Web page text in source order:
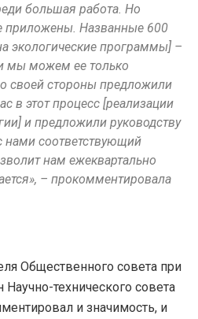
большая работа. Но
приложены. Названные 600
экологические программы] –
мы можем ее только
своей стороны предложили
в этот процесс [реализации
и предложили руководству
нами соответствующий
нам ежеквартально
– прокомментировала
Общественного совета при
технического совета
и значимость, и